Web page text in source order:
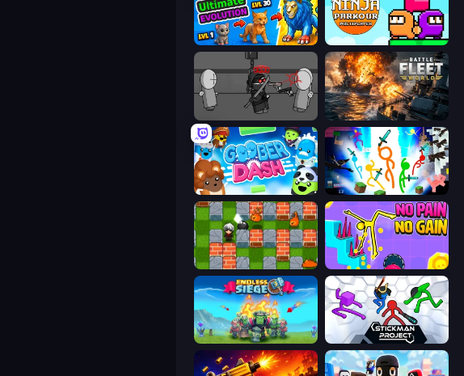
Ultimate Evolution Ninja Parkour Multiplayer
Madness Project Nexus Battle Fleet World
Goober Dash Stickman Epic
Bomber Friends No Pain No Gain - Ragdoll Sandbox
Endless Siege Stickman Project